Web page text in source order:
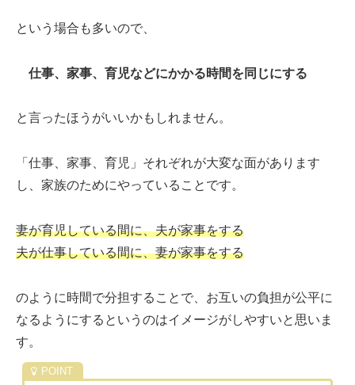
という場合も多いので、
仕事、家事、育児などにかかる時間を同じにする
と言ったほうがいいかもしれません。
「仕事、家事、育児」それぞれが大変な面があります
し、家族のためにやっていることです。
妻が育児している間に、夫が家事をする
夫が仕事している間に、妻が家事をする
のように時間で分担することで、お互いの負担が公平に
なるようにするというのはイメージがしやすいと思いま
す。